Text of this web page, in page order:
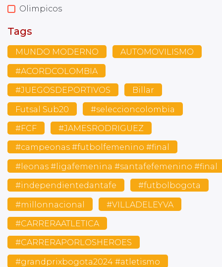
Olimpicos
Tags
MUNDO MODERNO AUTOMOVILISMO
#ACORDCOLOMBIA
#JUEGOSDEPORTIVOS Billar
Futsal Sub20 #seleccioncolombia
#FCF #JAMESRODRIGUEZ
#campeonas #futbolfemenino #final
#leonas #ligafemenina #santafefemenino #final
#independientedantafe #futbolbogota
#millonnacional #VILLADELEYVA
#CARRERAATLETICA
#CARRERAPORLOSHEROES
#grandprixbogota2024 #atletismo